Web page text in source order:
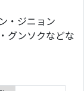
ジニョン
ンソクなどな